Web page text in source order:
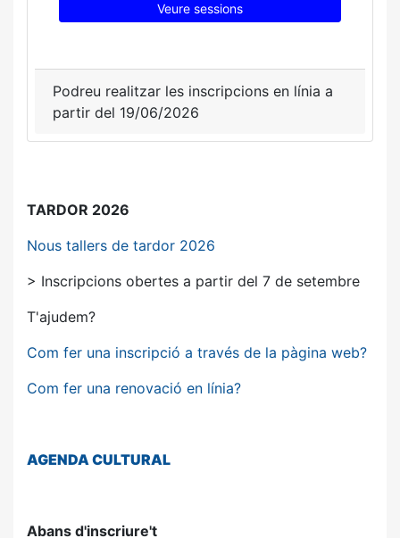
Veure sessions
Podreu realitzar les inscripcions en línia a
partir del 19/06/2026
TARDOR 2026
Nous tallers de tardor 2026
> Inscripcions obertes a partir del 7 de setembre
T'ajudem?
Com fer una inscripció a través de la pàgina web?
Com fer una renovació en línia?
AGENDACULTURAL
Abans d'inscriure't